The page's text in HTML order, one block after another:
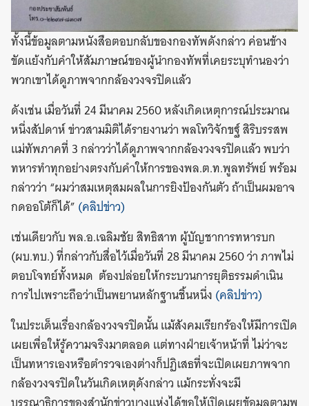
ทั้งนี้ข้อมูลตามหนังสือตอบกลับของกองทัพดังกล่าว ค่อนข้าง
ขัดแย้งกับคำให้สัมภาษณ์ของผู้นำกองทัพที่เคยระบุทำนองว่า
พวกเขาได้ดูภาพจากกล้องวงจรปิดแล้ว
ดังเช่น เมื่อวันที่ 24 มีนาคม 2560 หลังเกิดเหตุการณ์ประมาณ
หนึ่งสัปดาห์ ข่าวสามมิติได้รายงานว่า พลโทวิจักขฐ์ สิริบรรสพ
แม่ทัพภาคที่ 3 กล่าวว่าได้ดูภาพจากกล้องวงจรปิดแล้ว พบว่า
ทหารทำทุกอย่างตรงกับคำให้การของพล.ต.ท.พูลทรัพย์ พร้อม
กล่าวว่า “ผมว่าสมเหตุสมผลในการยิงป้องกันตัว ถ้าเป็นผมอาจ
กดออโต้ก็ได้” (คลิปข่าว)
เช่นเดียวกับ พล.อ.เฉลิมชัย สิทธิสาท ผู้บัญชาการทหารบก
(ผบ.ทบ.) ที่กล่าวกับสื่อไว้เมื่อวันที่ 28 มีนาคม 2560 ว่า ภาพไม่
ตอบโจทย์ทั้งหมด ต้องปล่อยให้กระบวนการยุติธรรมดำเนิน
การไปเพราะถือว่าเป็นพยานหลักฐานชิ้นหนึ่ง (คลิปข่าว)
ในประเด็นเรื่องกล้องวงจรปิดนั้น แม้สังคมเรียกร้องให้มีการเปิด
เผยเพื่อให้รู้ความจริงมาตลอด แต่ทางฝ่ายเจ้าหน้าที่ ไม่ว่าจะ
เป็นทหารเองหรือตำรวจเองต่างก็ปฏิเสธที่จะเปิดเผยภาพจาก
กล้องวงจรปิดในวันเกิดเหตุดังกล่าว แม้กระทั่งจะมี